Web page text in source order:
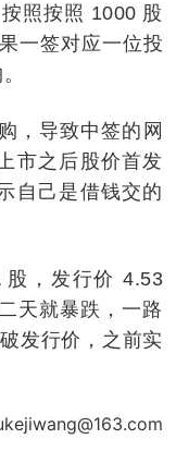
照按照 1000 股
一签对应一位投
导致中签的网
市之后股价首发
自己是借钱交的
，发行价 4.53
天就暴跌，一路
发行价，之前实